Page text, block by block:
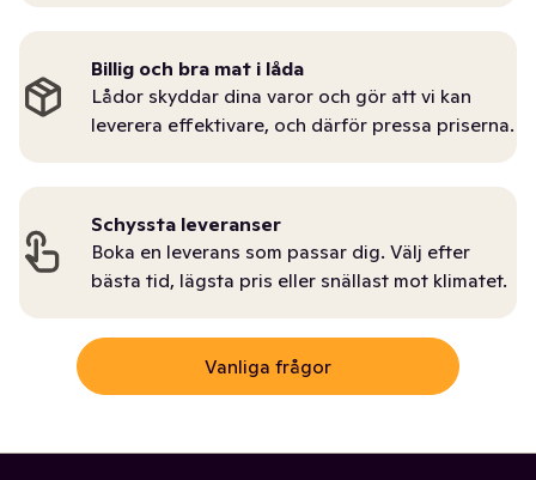
Billig och bra mat i låda
Lådor skyddar dina varor och gör att vi kan
leverera effektivare, och därför pressa priserna.
Schyssta leveranser
Boka en leverans som passar dig. Välj efter
bästa tid, lägsta pris eller snällast mot klimatet.
Vanliga frågor